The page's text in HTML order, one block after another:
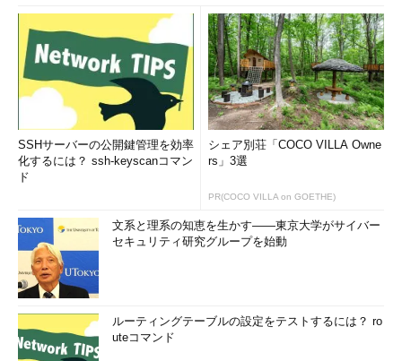
SSHサーバーの公開鍵管理を効率
化するには？ ssh-keyscanコマン
ド
シェア別荘「COCO VILLA Owne
rs」3選
PR(COCO VILLA on GOETHE)
文系と理系の知恵を生かす――東京大学がサイバー
セキュリティ研究グループを始動
ルーティングテーブルの設定をテストするには？ ro
uteコマンド